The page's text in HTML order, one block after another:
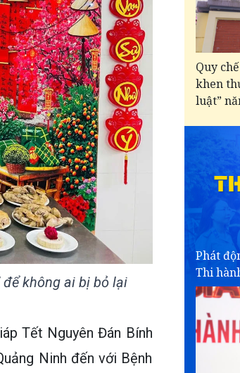
để không ai bị bỏ lại
Tết Nguyên Đán Bính
Ninh đến với Bệnh
Quy
khen
luật”
Phát
Thi